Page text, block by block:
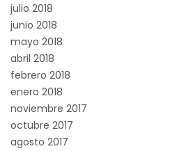
julio 2018
junio 2018
mayo 2018
abril 2018
febrero 2018
enero 2018
noviembre 2017
octubre 2017
agosto 2017